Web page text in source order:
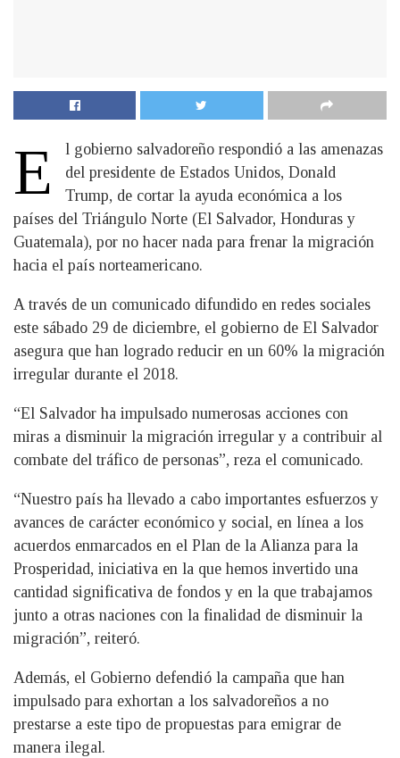
E
l gobierno salvadoreño respondió a las amenazas
del presidente de Estados Unidos, Donald
Trump, de cortar la ayuda económica a los
países del Triángulo Norte (El Salvador, Honduras y
Guatemala), por no hacer nada para frenar la migración
hacia el país norteamericano.
A través de un comunicado difundido en redes sociales
este sábado 29 de diciembre, el gobierno de El Salvador
asegura que han logrado reducir en un 60% la migración
irregular durante el 2018.
“El Salvador ha impulsado numerosas acciones con
miras a disminuir la migración irregular y a contribuir al
combate del tráfico de personas”, reza el comunicado.
“Nuestro país ha llevado a cabo importantes esfuerzos y
avances de carácter económico y social, en línea a los
acuerdos enmarcados en el Plan de la Alianza para la
Prosperidad, iniciativa en la que hemos invertido una
cantidad significativa de fondos y en la que trabajamos
junto a otras naciones con la finalidad de disminuir la
migración”, reiteró.
Además, el Gobierno defendió la campaña que han
impulsado para exhortan a los salvadoreños a no
prestarse a este tipo de propuestas para emigrar de
manera ilegal.